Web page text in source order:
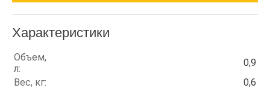
Характеристики
Объем,
л:
0,9
Вес, кг:
0,6